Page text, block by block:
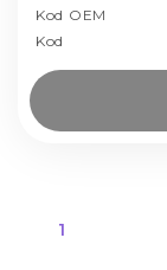
Kod OEM
Kod
1